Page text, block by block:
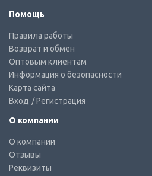
Помощь
Правила работы
Возврат и обмен
Оптовым клиентам
Информация о безопасности
Карта сайта
Вход / Регистрация
О компании
О компании
Отзывы
Реквизиты